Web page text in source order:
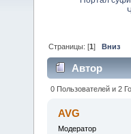
Страницы: [1] Вниз
Автор
0 Пользователей и 2
AVG
Модератор